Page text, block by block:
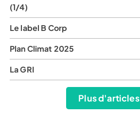
(1/4)
Le label B Corp
Plan Climat 2025
La GRI
Plus d'articles